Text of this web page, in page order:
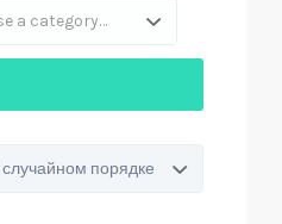
a category…